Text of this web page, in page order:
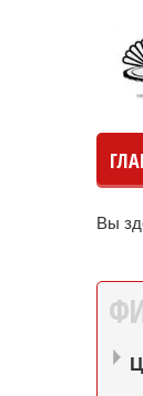
Вы